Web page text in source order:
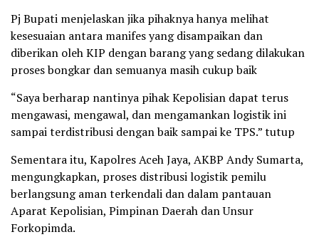
Pj Bupati menjelaskan jika pihaknya hanya melihat
kesesuaian antara manifes yang disampaikan dan
diberikan oleh KIP dengan barang yang sedang dilakukan
proses bongkar dan semuanya masih cukup baik
“Saya berharap nantinya pihak Kepolisian dapat terus
mengawasi, mengawal, dan mengamankan logistik ini
sampai terdistribusi dengan baik sampai ke TPS.” tutup
Sementara itu, Kapolres Aceh Jaya, AKBP Andy Sumarta,
mengungkapkan, proses distribusi logistik pemilu
berlangsung aman terkendali dan dalam pantauan
Aparat Kepolisian, Pimpinan Daerah dan Unsur
Forkopimda.